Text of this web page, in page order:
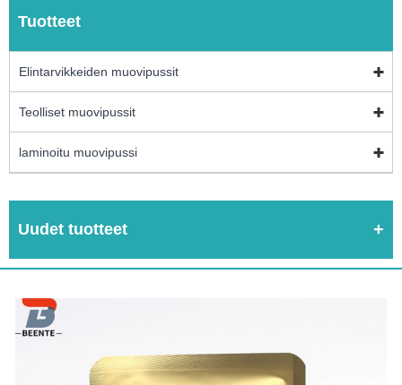
Tuotteet
Elintarvikkeiden muovipussit
Teolliset muovipussit
laminoitu muovipussi
Uudet tuotteet